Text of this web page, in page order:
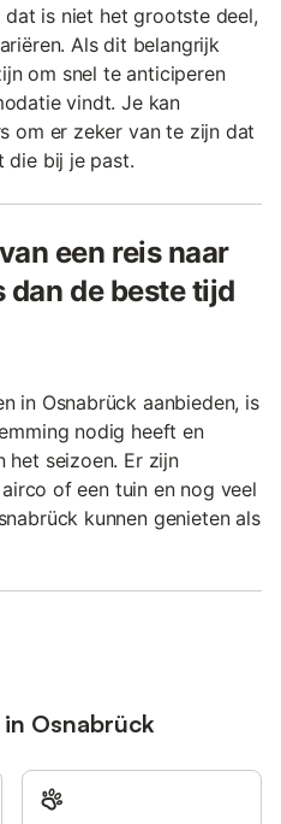
is niet het grootste deel,
Als dit belangrijk
om snel te anticiperen
vindt. Je kan
om er zeker van te zijn dat
die bij je past.
een reis naar
dan de beste tijd
in Osnabrück aanbieden, is
nodig heeft en
het seizoen. Er zijn
of een tuin en nog veel
kunnen genieten als
Osnabrück